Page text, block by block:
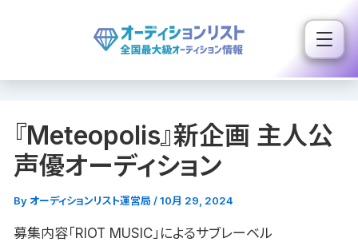
ス
『Meteopolis』新企画 主人公
声優オーディション
By オーディションリスト運営局 /10月 29, 2024
募集内容「RIOT MUSIC」によるサブレーベル